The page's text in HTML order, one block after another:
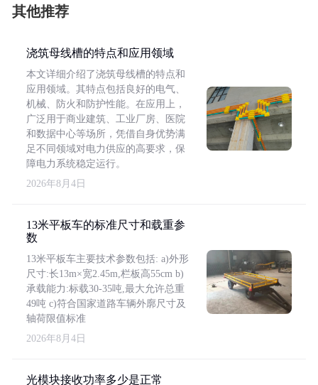
其他推荐
浇筑母线槽的特点和应用领域
本文详细介绍了浇筑母线槽的特点和
应用领域。其特点包括良好的电气、
机械、防火和防护性能。在应用上，
广泛用于商业建筑、工业厂房、医院
和数据中心等场所，凭借自身优势满
足不同领域对电力供应的高要求，保
障电力系统稳定运行。
2026年8月4日
13米平板车的标准尺寸和载重参
数
13米平板车主要技术参数包括: a)外形
尺寸:长13m×宽2.45m,栏板高55cm b)
承载能力:标载30-35吨,最大允许总重
49吨 c)符合国家道路车辆外廓尺寸及
轴荷限值标准
2026年8月4日
光模块接收功率多少是正常